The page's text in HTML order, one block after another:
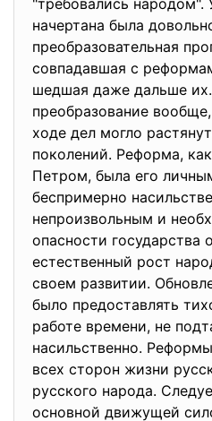
"требовались
начертана была
преобразовательная
совпадавшая с
шедшая даже дальше
преобразование
ходе дел могло
поколений. Реформа,
Петром, была его
беспримерно
непроизвольным и
опасности государства
естественный рост
своем развитии.
было предоставлять
работе времени, не
насильственно.
всех сторон жизни
русского народа.
основной движущей